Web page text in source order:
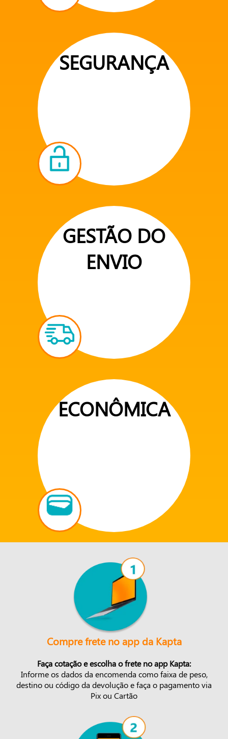
SEGURANÇA
GESTÃO DO
ENVIO
ECONÔMICA
Compre frete no app da Kapta
Faça cotação e escolha o frete no app Kapta:
Informe os dados da encomenda como faixa de peso,
destino ou código da devolução e faça o pagamento via
Pix ou Cartão